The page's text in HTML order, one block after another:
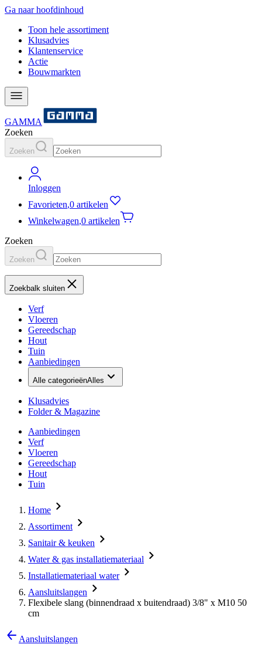
Ga naar hoofdinhoud
Toon hele assortiment
Klusadvies
Klantenservice
Actie
Bouwmarkten
GAMMA
Zoeken
Zoeken
Inloggen
Favorieten,0 artikelen
Winkelwagen,0 artikelen
Zoeken
Zoeken
Zoekbalk sluiten
Verf
Vloeren
Gereedschap
Hout
Tuin
Aanbiedingen
Alle categorieënAlles
Klusadvies
Folder & Magazine
Aanbiedingen
Verf
Vloeren
Gereedschap
Hout
Tuin
Home
Assortiment
Sanitair & keuken
Water & gas installatiemateriaal
Installatiemateriaal water
Aansluitslangen
Flexibele slang (binnendraad x buitendraad) 3/8" x M10 50
cm
Aansluitslangen